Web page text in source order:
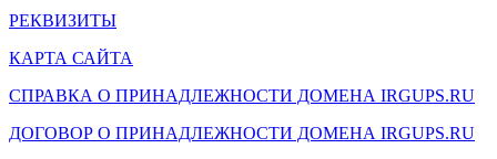
РЕКВИЗИТЫ
КАРТА САЙТА
СПРАВКА О ПРИНАДЛЕЖНОСТИ ДОМЕНА IRGUPS.RU
ДОГОВОР О ПРИНАДЛЕЖНОСТИ ДОМЕНА IRGUPS.RU